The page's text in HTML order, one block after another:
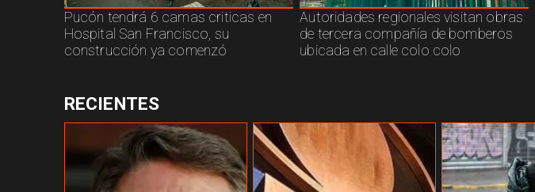
Pucón tendrá 6 camas criticas en
Hospital San Francisco, su
construcción ya comenzó
Autoridades regionales visitan obras
de tercera compañía de bomberos
ubicada en calle colo colo
RECIENTES